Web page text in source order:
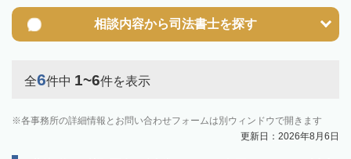
相談内容から司法書士を探す
全6件中 1~6件を表示
各事務所の詳細情報とお問い合わせフォームは別ウィンドウで開きます
更新日：2026年8月6日